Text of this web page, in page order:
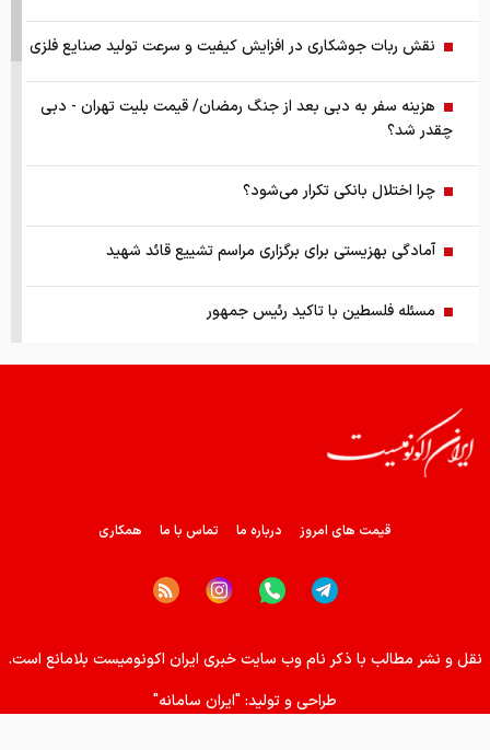
نقش ربات جوشکاری در افزایش کیفیت و سرعت تولید صنایع فلزی
هزینه سفر به دبی بعد از جنگ رمضان/ قیمت بلیت تهران - دبی
چقدر شد؟
چرا اختلال بانکی تکرار می‌شود؟
آمادگی بهزیستی برای برگزاری مراسم تشییع قائد شهید
مسئله فلسطین با تاکید رئیس جمهور
قیمت طلا ۱۸ عیار ۱۴ مرداد
ترامپ درخواست زلنسکی را رد کرد
چرا ین ژاپن سقوط کرد؟
قیمت های امروز درباره ما تماس با ما همکاری
نقل و نشر مطالب با ذکر نام وب سایت خبری ایران اکونومیست بلامانع است.
طراحی و تولید:"ایران سامانه"